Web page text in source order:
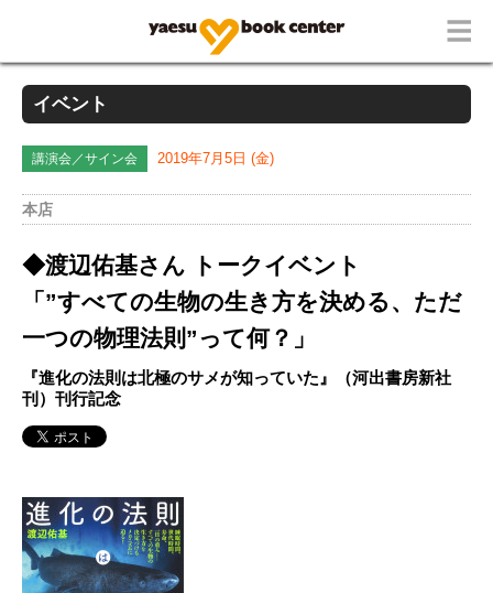
イベント
講演会／サイン会 2019年7月5日 (金)
本店
◆渡辺佑基さん トークイベント
「”すべての生物の生き方を決める、ただ
一つの物理法則”って何？」
『進化の法則は北極のサメが知っていた』（河出書房新社
刊）刊行記念